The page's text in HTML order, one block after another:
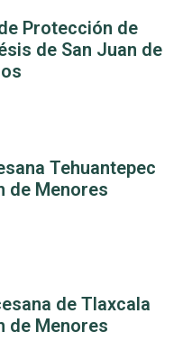
Protección de
de San Juan de
Tehuantepec
de Menores
de Tlaxcala
de Menores